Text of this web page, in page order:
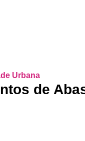
Urbana
de